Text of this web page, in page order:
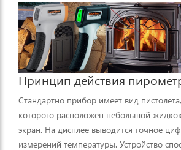
Принцип действия
Стандартно прибор имеет вид
которого расположен небольшой
экран. На дисплее выводится точное
измерений температуры. Устройство